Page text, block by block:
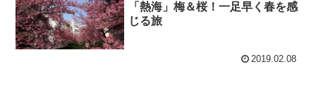
「熱海」梅＆桜！一足早く春を感
じる旅
2019.02.08